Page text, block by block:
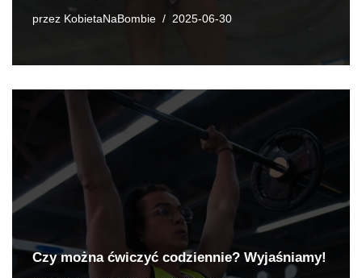
przez KobietaNaBombie 2025-06-30
Czy można ćwiczyć codziennie? Wyjaśniamy!